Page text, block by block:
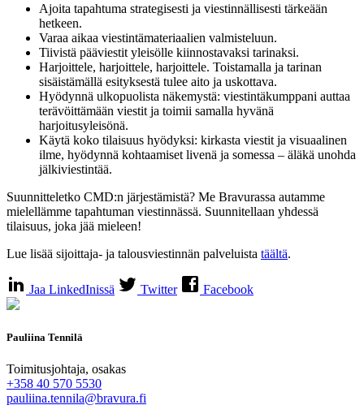
Ajoita tapahtuma strategisesti ja viestinnällisesti tärkeään
hetkeen.
Varaa aikaa viestintämateriaalien valmisteluun.
Tiivistä pääviestit yleisölle kiinnostavaksi tarinaksi.
Harjoittele, harjoittele, harjoittele. Toistamalla ja tarinan
sisäistämällä esityksestä tulee aito ja uskottava.
Hyödynnä ulkopuolista näkemystä: viestintäkumppani auttaa
terävöittämään viestit ja toimii samalla hyvänä
harjoitusyleisönä.
Käytä koko tilaisuus hyödyksi: kirkasta viestit ja visuaalinen
ilme, hyödynnä kohtaamiset livenä ja somessa – äläkä unohda
jälkiviestintää.
Suunnitteletko CMD:n järjestämistä? Me Bravurassa autamme
mielellämme tapahtuman viestinnässä. Suunnitellaan yhdessä
tilaisuus, joka jää mieleen!
Lue lisää sijoittaja- ja talousviestinnän palveluista täältä.
Jaa LinkedInissä Twitter Facebook
Pauliina Tennilä
Toimitusjohtaja, osakas
+358 40 570 5530
pauliina.tennila@bravura.fi